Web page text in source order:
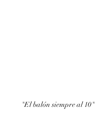
"El balón siempre al